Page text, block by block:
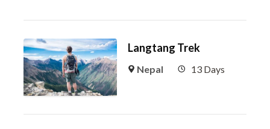
Langtang Trek
Nepal 13 Days